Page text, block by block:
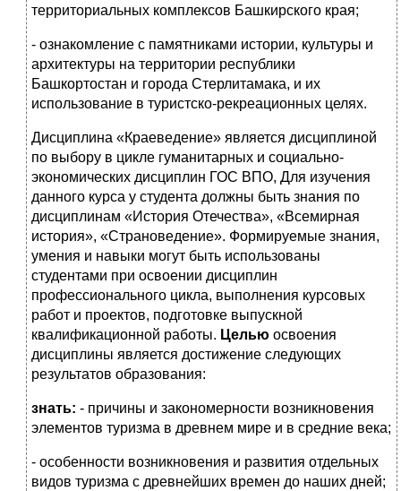
территориальных комплексов Башкирского края;
- ознакомление с памятниками истории, культуры и
архитектуры на территории республики
Башкортостан и города Стерлитамака, и их
использование в туристско-рекреационных целях.
Дисциплина «Краеведение» является дисциплиной
по выбору в цикле гуманитарных и социально-
экономических дисциплин ГОС ВПО, Для изучения
данного курса у студента должны быть знания по
дисциплинам «История Отечества», «Всемирная
история», «Страноведение». Формируемые знания,
умения и навыки могут быть использованы
студентами при освоении дисциплин
профессионального цикла, выполнения курсовых
работ и проектов, подготовке выпускной
квалификационной работы. Целью освоения
дисциплины является достижение следующих
результатов образования:
знать: - причины и закономерности возникновения
элементов туризма в древнем мире и в средние века;
- особенности возникновения и развития отдельных
видов туризма с древнейших времен до наших дней;